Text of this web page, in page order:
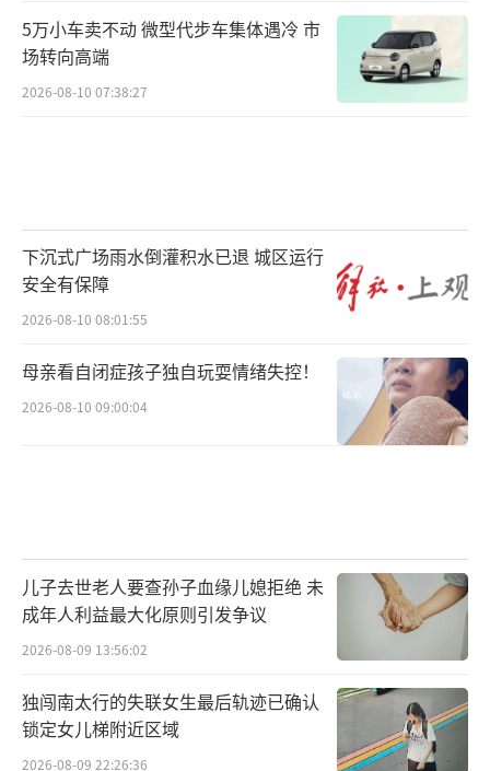
5万小车卖不动 微型代步车集体遇冷 市
场转向高端
2026-08-10 07:38:27
下沉式广场雨水倒灌积水已退 城区运行
安全有保障
2026-08-10 08:01:55
母亲看自闭症孩子独自玩耍情绪失控！
2026-08-10 09:00:04
儿子去世老人要查孙子血缘儿媳拒绝 未
成年人利益最大化原则引发争议
2026-08-09 13:56:02
独闯南太行的失联女生最后轨迹已确认
锁定女儿梯附近区域
2026-08-09 22:26:36